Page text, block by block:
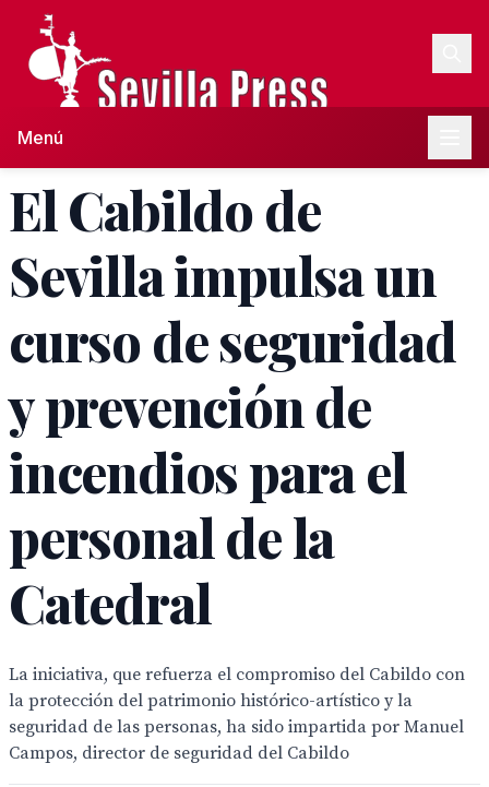
Menú
El Cabildo de
Sevilla impulsa un
curso de seguridad
y prevención de
incendios para el
personal de la
Catedral
La iniciativa, que refuerza el compromiso del Cabildo con
la protección del patrimonio histórico-artístico y la
seguridad de las personas, ha sido impartida por Manuel
Campos, director de seguridad del Cabildo